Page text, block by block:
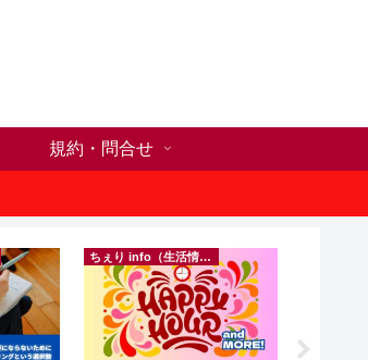
規約・問合せ
ちぇり info（生活情報）